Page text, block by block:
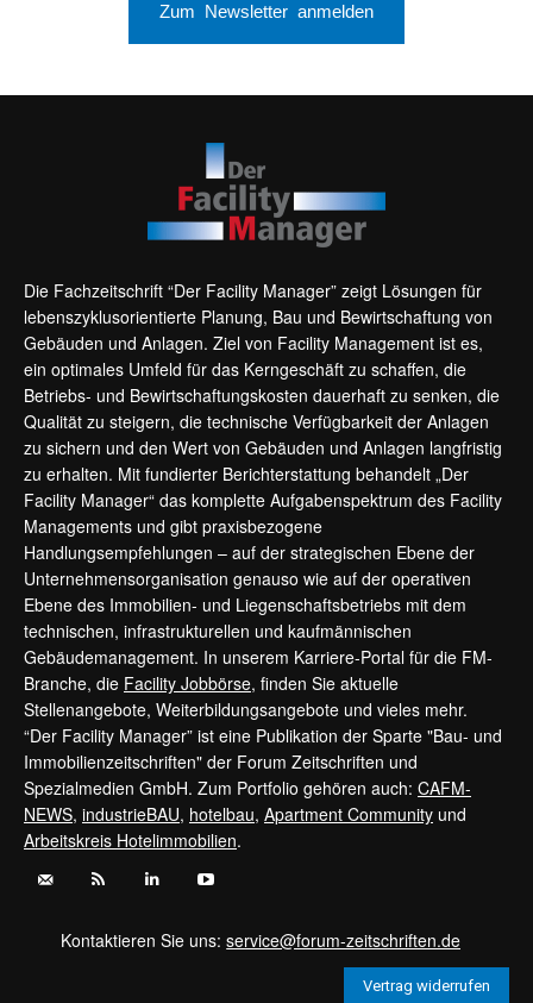
Zum Newsletter anmelden
Die Fachzeitschrift “Der Facility Manager” zeigt Lösungen für
lebenszyklusorientierte Planung, Bau und Bewirtschaftung von
Gebäuden und Anlagen. Ziel von Facility Management ist es,
ein optimales Umfeld für das Kerngeschäft zu schaffen, die
Betriebs- und Bewirtschaftungskosten dauerhaft zu senken, die
Qualität zu steigern, die technische Verfügbarkeit der Anlagen
zu sichern und den Wert von Gebäuden und Anlagen langfristig
zu erhalten. Mit fundierter Berichterstattung behandelt „Der
Facility Manager“ das komplette Aufgabenspektrum des Facility
Managements und gibt praxisbezogene
Handlungsempfehlungen – auf der strategischen Ebene der
Unternehmensorganisation genauso wie auf der operativen
Ebene des Immobilien- und Liegenschaftsbetriebs mit dem
technischen, infrastrukturellen und kaufmännischen
Gebäudemanagement. In unserem Karriere-Portal für die FM-
Branche, die Facility Jobbörse, finden Sie aktuelle
Stellenangebote, Weiterbildungsangebote und vieles mehr.
“Der Facility Manager” ist eine Publikation der Sparte "Bau- und
Immobilienzeitschriften" der Forum Zeitschriften und
Spezialmedien GmbH. Zum Portfolio gehören auch: CAFM-
NEWS, industrieBAU, hotelbau, Apartment Community und
Arbeitskreis Hotelimmobilien.
Kontaktieren Sie uns:service@forum-zeitschriften.de
Vertrag widerrufen